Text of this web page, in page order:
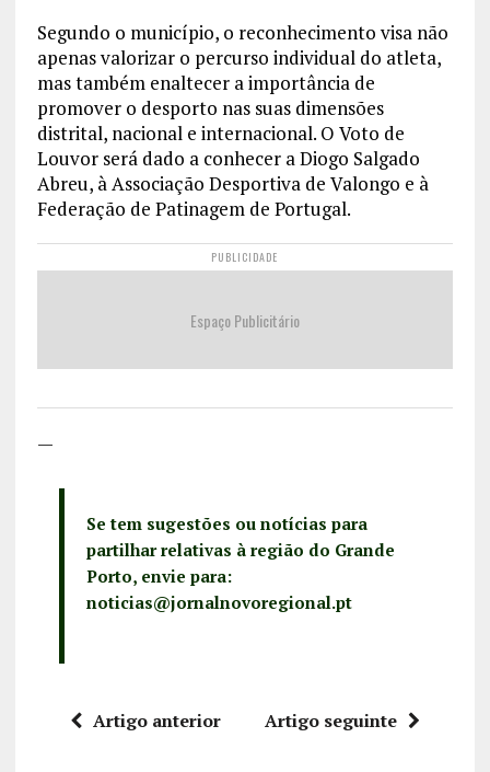
Segundo o município, o reconhecimento visa não
apenas valorizar o percurso individual do atleta,
mas também enaltecer a importância de
promover o desporto nas suas dimensões
distrital, nacional e internacional. O Voto de
Louvor será dado a conhecer a Diogo Salgado
Abreu, à Associação Desportiva de Valongo e à
Federação de Patinagem de Portugal.
PUBLICIDADE
Espaço Publicitário
—
Se tem sugestões ou notícias para
partilhar relativas à região do Grande
Porto, envie para:
noticias@jornalnovoregional.pt
Artigo anterior Artigo seguinte